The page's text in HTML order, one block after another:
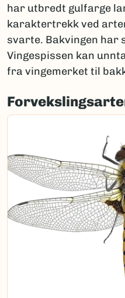
har utbredt gulfarge
karaktertrekk ved
svarte. Bakvingen har
Vingespissen kan
fra vingemerket til